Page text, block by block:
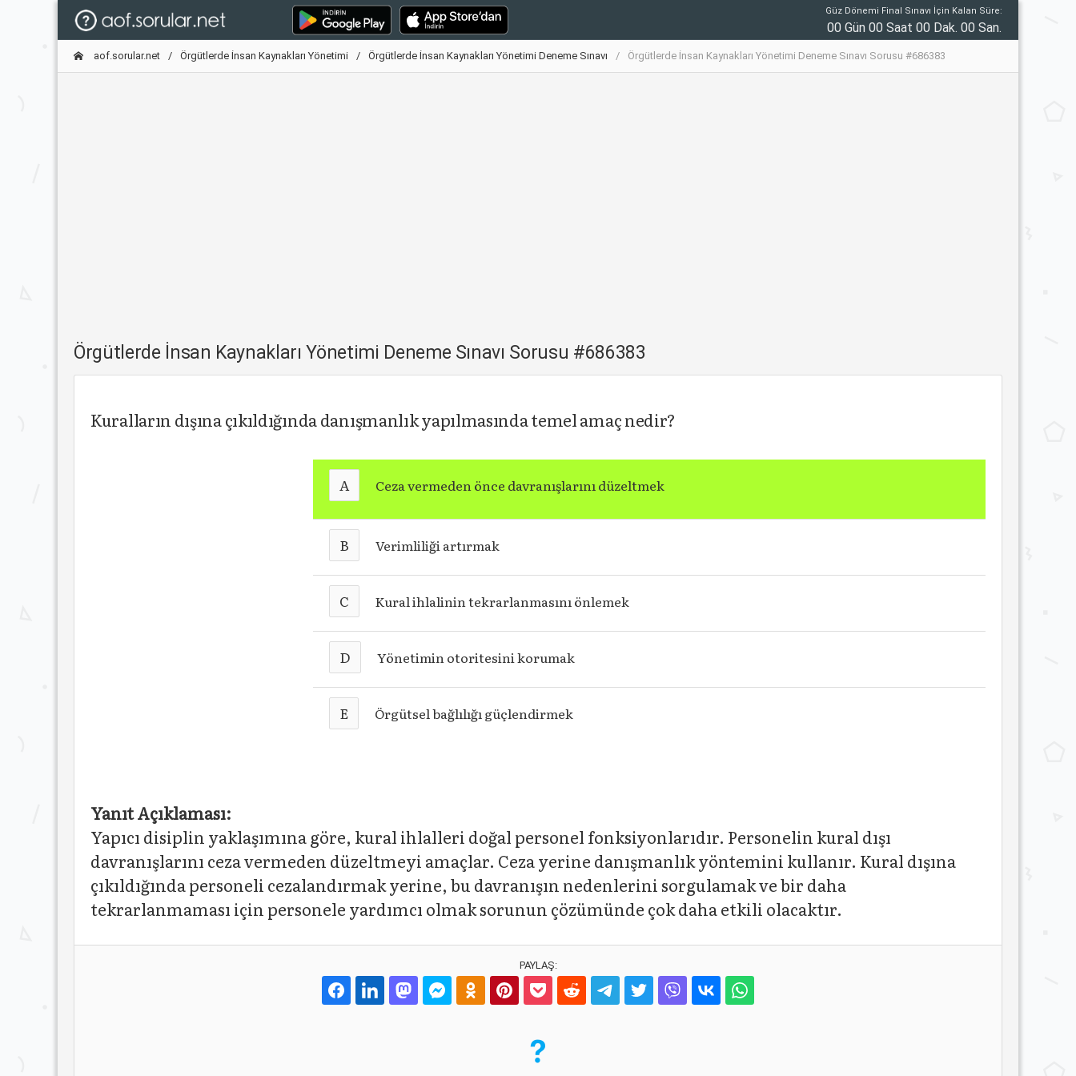
Güz Dönemi Final Sınavı İçin Kalan Süre:
00 Gün 00 Saat 00 Dak. 00 San.
aof.sorular.net Örgütlerde İnsan Kaynakları Yönetimi Örgütlerde İnsan Kaynakları Yönetimi Deneme Sınavı Örgütlerde İnsan Kaynakları Yönetimi Deneme Sınavı Sorusu #686383
Örgütlerde İnsan Kaynakları Yönetimi Deneme Sınavı Sorusu #686383
Kuralların dışına çıkıldığında danışmanlık yapılmasında temel amaç nedir?
A Ceza vermeden önce davranışlarını düzeltmek
B Verimliliği artırmak
C Kural ihlalinin tekrarlanmasını önlemek
D Yönetimin otoritesini korumak
E Örgütsel bağlılığı güçlendirmek
Yanıt Açıklaması:
Yapıcı disiplin yaklaşımına göre, kural ihlalleri doğal personel fonksiyonlarıdır. Personelin kural dışı
davranışlarını ceza vermeden düzeltmeyi amaçlar. Ceza yerine danışmanlık yöntemini kullanır. Kural dışına
çıkıldığında personeli cezalandırmak yerine, bu davranışın nedenlerini sorgulamak ve bir daha
tekrarlanmaması için personele yardımcı olmak sorunun çözümünde çok daha etkili olacaktır.
PAYLAŞ: